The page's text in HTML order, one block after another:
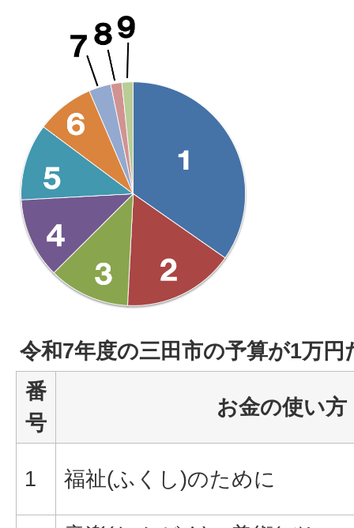
令和7年度の三田市の予算が1万円
番
号
お金の使い方
1 福祉(ふくし)のために